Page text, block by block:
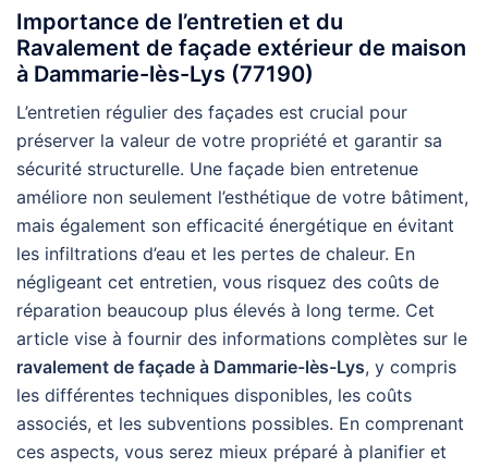
Importance de l’entretien et du
Ravalement de façade extérieur de maison
à Dammarie-lès-Lys (77190)
L’entretien régulier des façades est crucial pour
préserver la valeur de votre propriété et garantir sa
sécurité structurelle. Une façade bien entretenue
améliore non seulement l’esthétique de votre bâtiment,
mais également son efficacité énergétique en évitant
les infiltrations d’eau et les pertes de chaleur. En
négligeant cet entretien, vous risquez des coûts de
réparation beaucoup plus élevés à long terme. Cet
article vise à fournir des informations complètes sur le
ravalement de façade à Dammarie-lès-Lys, y compris
les différentes techniques disponibles, les coûts
associés, et les subventions possibles. En comprenant
ces aspects, vous serez mieux préparé à planifier et